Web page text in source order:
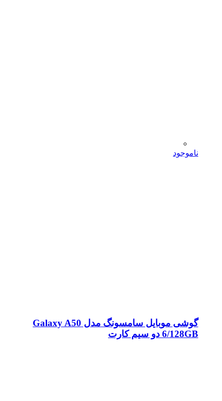
ناموجود
گوشی موبایل سامسونگ مدل Galaxy A50
6/128GB دو سیم کارت